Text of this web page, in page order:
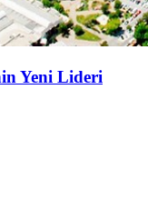
Yeni Lideri